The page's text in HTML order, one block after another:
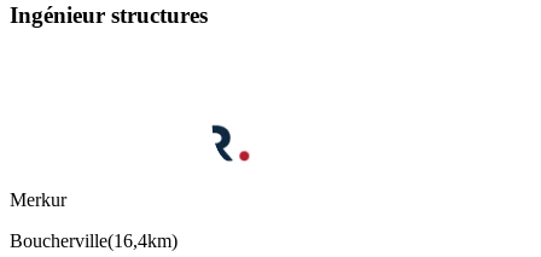
Ingénieur structures
Merkur
Boucherville(16,4km)